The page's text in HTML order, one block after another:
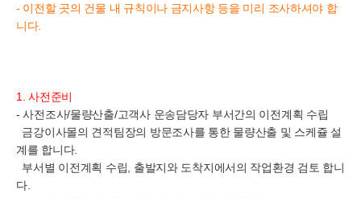
- 이전할 곳의 건물 내 규칙이나 금지사항 등을 미리 조사하셔야 합
니다.
1. 사전준비
- 사전조사/물량산출/고객사 운송담당자 부서간의 이전계획 수립
금강이사몰의 견적팀장의 방문조사를 통한 물량산출 및 스케쥴 설
계를 합니다.
부서별 이전계획 수립, 출발지와 도착지에서의 작업환경 검토 합니
다.